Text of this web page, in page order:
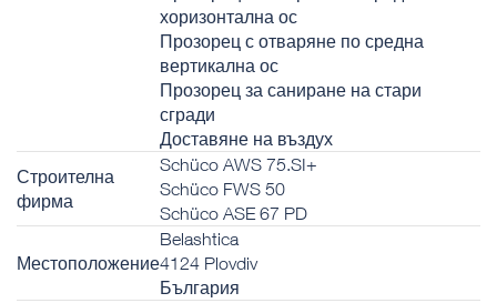
хоризонтална ос
Прозорец с отваряне по средна
вертикална ос
Прозорец за саниране на стари
сгради
Доставяне на въздух
Строителна
фирма
Schüco AWS 75.SI+
Schüco FWS 50
Schüco ASE 67 PD
Местоположение
Belashtica
4124 Plovdiv
България